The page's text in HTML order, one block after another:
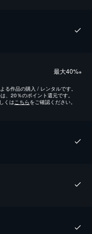
最⼤40%※
る作品の購入 / レンタルです。
、20％のポイント還元です。
くは こちらをご確認ください。